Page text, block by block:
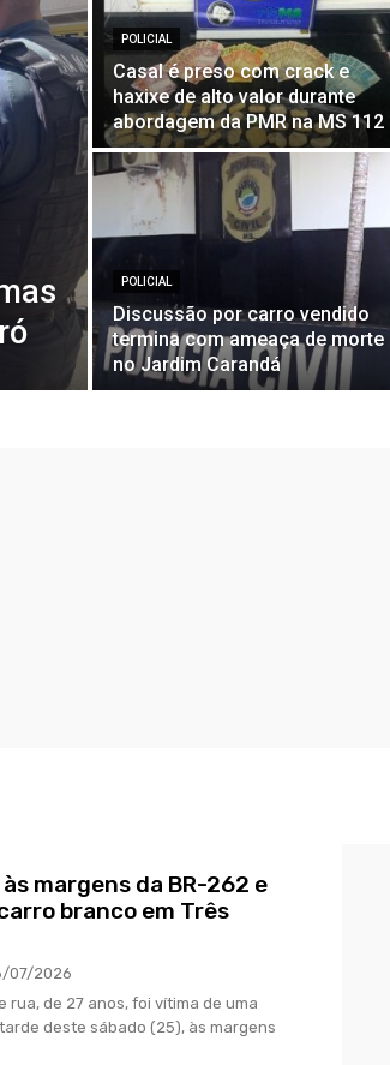
POLICIAL
Casal é preso com crack e
haxixe de alto valor durante
abordagem da PMR na MS 112
POLICIAL
Discussão por carro vendido
termina com ameaça de morte
no Jardim Carandá
margens da BR-262 e
branco em Três
07/2026
rua, de 27 anos, foi vítima de uma
deste sábado (25), às margens